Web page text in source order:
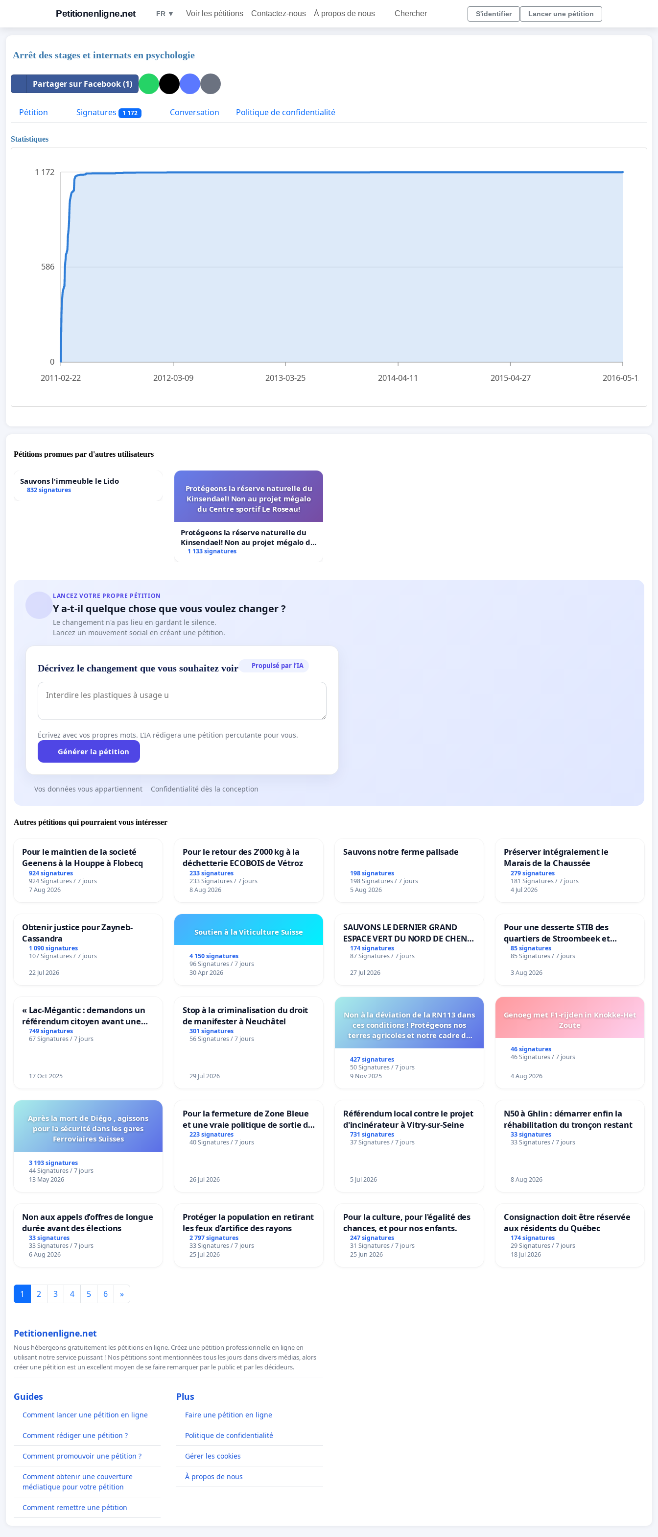
Petitionenligne.net FR ▼ Voir les pétitions Contactez-nous À propos de nous Chercher S'identifier Lancer une pétition
Arrêt des stages et internats en psychologie
Partager sur Facebook (1)
Pétition Signatures 1 172 Conversation Politique de confidentialité
Statistiques
0
586
1 172
2011-02-22 2012-03-09 2013-03-25 2014-04-11 2015-04-27 2016-05-12
Pétitions promues par d'autres utilisateurs
Sauvons l'immeuble le Lido
832 signatures
Protégeons la réserve naturelle du
Kinsendael! Non au projet mégalo
du Centre sportif Le Roseau!
Protégeons la réserve naturelle du
Kinsendael! Non au projet mégalo du
Centre sportif Le Roseau!
1 133 signatures
LANCEZ VOTRE PROPRE PÉTITION
Y a-t-il quelque chose que vous voulez changer ?
Le changement n'a pas lieu en gardant le silence.
Lancez un mouvement social en créant une pétition.
Décrivez le changement que vous souhaitez voir Propulsé par l’IA
Écrivez avec vos propres mots. L’IA rédigera une pétition percutante pour vous.
Générer la pétition
Vos données vous appartiennent Confidentialité dès la conception
Autres pétitions qui pourraient vous intéresser
Pour le maintien de la societé
Geenens à la Houppe à Flobecq
924 signatures
924 Signatures / 7 jours
7 Aug 2026
Pour le retour des 2’000 kg à la
déchetterie ECOBOIS de Vétroz
233 signatures
233 Signatures / 7 jours
8 Aug 2026
Sauvons notre ferme pallsade
198 signatures
198 Signatures / 7 jours
5 Aug 2026
Préserver intégralement le
Marais de la Chaussée
279 signatures
181 Signatures / 7 jours
4 Jul 2026
Obtenir justice pour Zayneb-
Cassandra
1 090 signatures
107 Signatures / 7 jours
22 Jul 2026
Soutien à la Viticulture Suisse
4 150 signatures
96 Signatures / 7 jours
30 Apr 2026
SAUVONS LE DERNIER GRAND
ESPACE VERT DU NORD DE CHENE-
BOUGERIES
174 signatures
87 Signatures / 7 jours
27 Jul 2026
Pour une desserte STIB des
quartiers de Stroombeek et
Beauval - Voor een MIVB-
bediening van de wijken
Strombeek en Het Voor
85 signatures
85 Signatures / 7 jours
3 Aug 2026
« Lac-Mégantic : demandons un
référendum citoyen avant une
transformation irréversible de
notre territoire »
749 signatures
67 Signatures / 7 jours
17 Oct 2025
Stop à la criminalisation du droit
de manifester à Neuchâtel
301 signatures
56 Signatures / 7 jours
29 Jul 2026
Non à la déviation de la RN113 dans
ces conditions ! Protégeons nos
terres agricoles et notre cadre de
427 signatures
50 Signatures / 7 jours
9 Nov 2025
Genoeg met F1-rijden in Knokke-Het
Zoute
46 signatures
46 Signatures / 7 jours
4 Aug 2026
Après la mort de Diégo , agissons
pour la sécurité dans les gares
Ferroviaires Suisses
3 193 signatures
44 Signatures / 7 jours
13 May 2026
Pour la fermeture de Zone Bleue
et une vraie politique de sortie de
la dépendance
223 signatures
40 Signatures / 7 jours
26 Jul 2026
Référendum local contre le projet
d'incinérateur à Vitry-sur-Seine
731 signatures
37 Signatures / 7 jours
5 Jul 2026
N50 à Ghlin : démarrer enfin la
réhabilitation du tronçon restant
33 signatures
33 Signatures / 7 jours
8 Aug 2026
Non aux appels d’offres de longue
durée avant des élections
33 signatures
33 Signatures / 7 jours
6 Aug 2026
Protéger la population en retirant
les feux d’artifice des rayons
2 797 signatures
33 Signatures / 7 jours
25 Jul 2026
Pour la culture, pour l'égalité des
chances, et pour nos enfants.
247 signatures
31 Signatures / 7 jours
25 Jun 2026
Consignaction doit être réservée
aux résidents du Québec
174 signatures
29 Signatures / 7 jours
18 Jul 2026
1 2 3 4 5 6 »
Petitionenligne.net
Nous hébergeons gratuitement les pétitions en ligne. Créez une pétition professionnelle en ligne en
utilisant notre service puissant ! Nos pétitions sont mentionnées tous les jours dans divers médias, alors
créer une pétition est un excellent moyen de se faire remarquer par le public et par les décideurs.
Guides
Comment lancer une pétition en ligne
Comment rédiger une pétition ?
Comment promouvoir une pétition ?
Comment obtenir une couverture
médiatique pour votre pétition
Comment remettre une pétition
Plus
Faire une pétition en ligne
Politique de confidentialité
Gérer les cookies
À propos de nous